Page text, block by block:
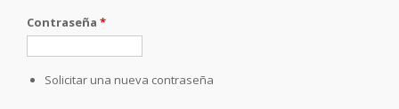
Contraseña *
Solicitar una nueva contraseña